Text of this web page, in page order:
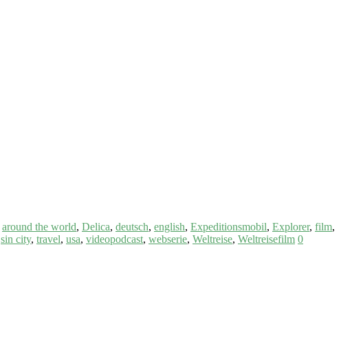
around the world, Delica, deutsch, english, Expeditionsmobil, Explorer, film,
sin city, travel, usa, videopodcast, webserie, Weltreise, Weltreisefilm 0